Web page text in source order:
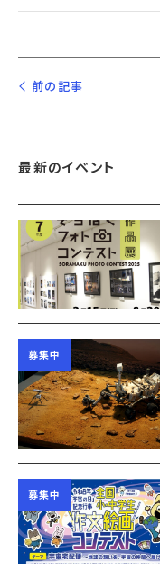
前の記事
最新のイベント
募集中
募集中